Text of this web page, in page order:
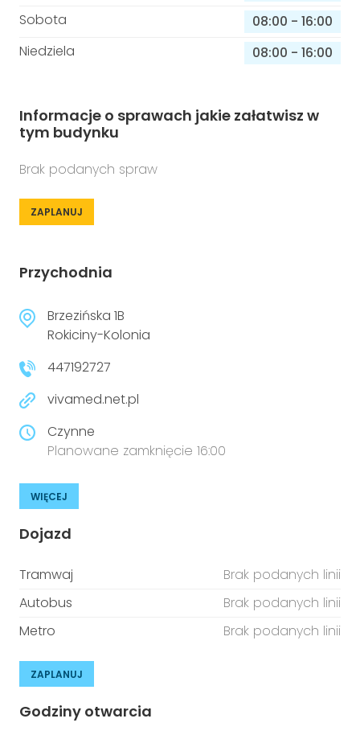
Sobota
08:00 - 16:00
Niedziela
08:00 - 16:00
Informacje o sprawach jakie załatwisz w
tym budynku
Brak podanych spraw
ZAPLANUJ
Przychodnia
Brzezińska 1B
Rokiciny-Kolonia
447192727
vivamed.net.pl
Czynne
Planowane zamknięcie 16:00
WIĘCEJ
Dojazd
Tramwaj
Brak podanych linii
Autobus
Brak podanych linii
Metro
Brak podanych linii
ZAPLANUJ
Godziny otwarcia